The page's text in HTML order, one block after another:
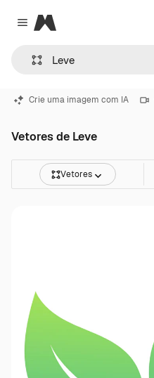
Close menu
Magnific
Crie uma imagem com IA
Vetores de Leve
Vetores